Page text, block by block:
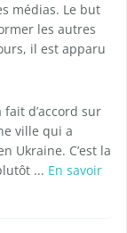
médias. Le but
les autres
il est apparu
fait d’accord sur
ville qui a
Ukraine. C’est la
... En savoir